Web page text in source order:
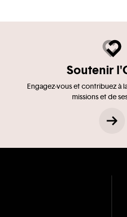
Soutenir
Engagez-vous et contribuez à
missions et de